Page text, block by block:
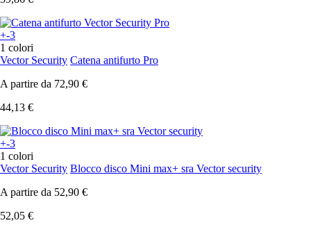
+-3
1 colori
Vector Security Catena antifurto Pro
A partire da 72,90 €
44,13 €
+-3
1 colori
Vector Security Blocco disco Mini max+ sra Vector security
A partire da 52,90 €
52,05 €